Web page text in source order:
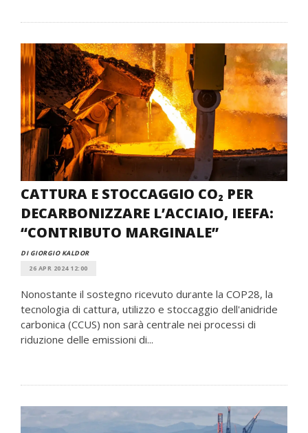
CATTURA E STOCCAGGIO CO₂ PER
DECARBONIZZARE L’ACCIAIO, IEEFA:
“CONTRIBUTO MARGINALE”
DI GIORGIO KALDOR
26 APR 2024 12:00
Nonostante il sostegno ricevuto durante la COP28, la
tecnologia di cattura, utilizzo e stoccaggio dell'anidride
carbonica (CCUS) non sarà centrale nei processi di
riduzione delle emissioni di...